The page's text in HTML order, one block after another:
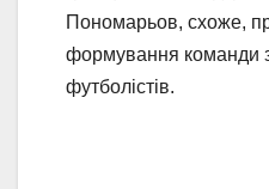
Пономарьов, схоже,
формування команди
футболістів.